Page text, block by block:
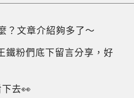
？文章介紹夠多了～
鐵粉們底下留言分享，好
去👀